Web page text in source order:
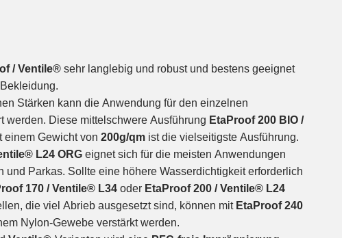
/ Ventile® sehr langlebig und robust und bestens geeignet
Stärken kann die Anwendung für den einzelnen
werden. Diese mittelschwere Ausführung EtaProof 200 BIO /
einem Gewicht von 200g/qm ist die vielseitigste Ausführung.
L24 ORG eignet sich für die meisten Anwendungen
und Parkas. Sollte eine höhere Wasserdichtigkeit erforderlich
170 / Ventile® L34 oder EtaProof 200 / Ventile® L24
die viel Abrieb ausgesetzt sind, können mit EtaProof 240
Nylon-Gewebe verstärkt werden.